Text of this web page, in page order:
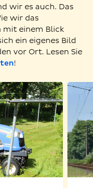
wir es auch. Das
wir das
mit einem Blick
ein eigenes Bild
vor Ort. Lesen Sie
!